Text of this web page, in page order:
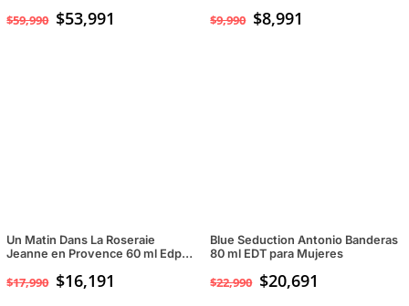
$59,990 $53,991 $9,990 $8,991
Un Matin Dans La Roseraie
Jeanne en Provence 60 ml Edp
$17,990 $16,191
Blue Seduction Antonio Banderas
80 ml EDT para Mujeres
$22,990 $20,691